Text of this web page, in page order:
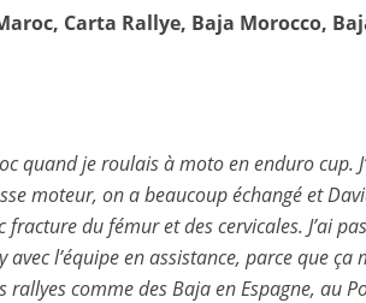
Carta Rallye, Baja Morocco,
quand je roulais à moto en enduro cup.
moteur, on a beaucoup échangé et
du fémur et des cervicales. J’ai
l’équipe en assistance, parce que
comme des Baja en Espagne, au